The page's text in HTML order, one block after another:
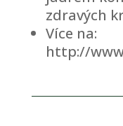
zdravých
Více na:
http://